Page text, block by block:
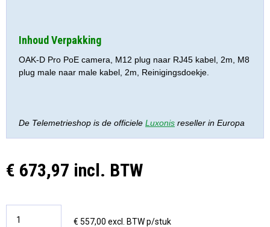
Inhoud Verpakking
OAK-D Pro PoE camera, M12 plug naar RJ45 kabel, 2m, M8
plug male naar male kabel, 2m, Reinigingsdoekje.
De Telemetrieshop is de officiele Luxonis reseller in Europa
€ 673,97 incl. BTW
€ 557,00 excl. BTW p/stuk